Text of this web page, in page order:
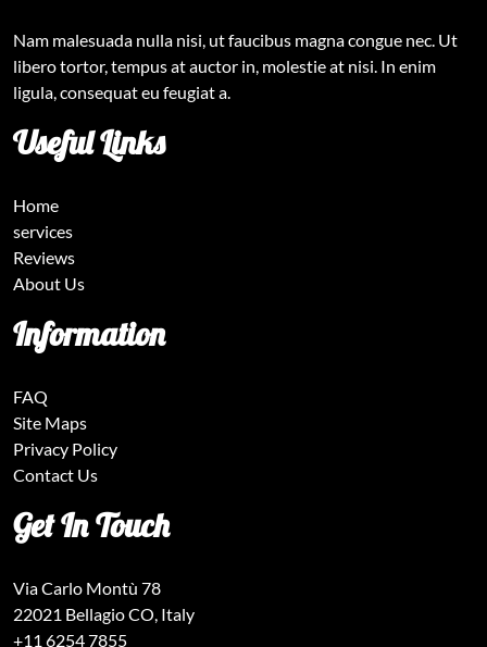
Nam malesuada nulla nisi, ut faucibus magna congue nec. Ut
libero tortor, tempus at auctor in, molestie at nisi. In enim
ligula, consequat eu feugiat a.
Useful Links
Home
services
Reviews
About Us
Information
FAQ
Site Maps
Privacy Policy
Contact Us
Get In Touch
Via Carlo Montù 78
22021 Bellagio CO, Italy
+11 6254 7855